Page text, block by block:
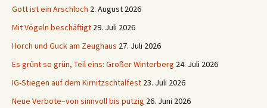
Gott ist ein Arschloch 2. August 2026
Mit Vögeln beschäftigt 29. Juli 2026
Horch und Guck am Zeughaus 27. Juli 2026
Es grünt so grün, Teil eins: Großer Winterberg 24. Juli 2026
IG-Stiegen auf dem Kirnitzschtalfest 23. Juli 2026
Neue Verbote–von sinnvoll bis putzig 26. Juni 2026